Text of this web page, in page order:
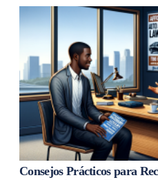
Consejos Prácticos para